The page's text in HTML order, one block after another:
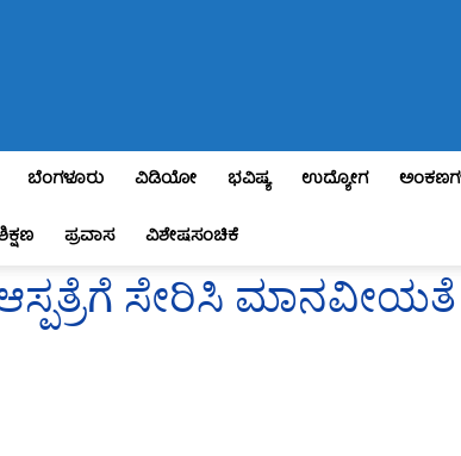
ಬೆಂಗಳೂರು ವಿಡಿಯೋ ಭವಿಷ್ಯ ಉದ್ಯೋಗ
ಪ್ರವಾಸ ವಿಶೇಷಸಂಚಿಕೆ
ಆಸ್ಪತ್ರೆಗೆ ಸೇರಿಸಿ